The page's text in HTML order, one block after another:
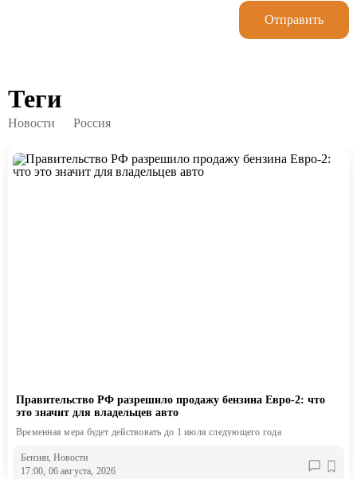
Отправить
Теги
Новости Россия
Правительство РФ разрешило продажу бензина Евро-2: что
это значит для владельцев авто
Временная мера будет действовать до 1 июля следующего года
Бензин, Новости
17:00, 06 августа, 2026